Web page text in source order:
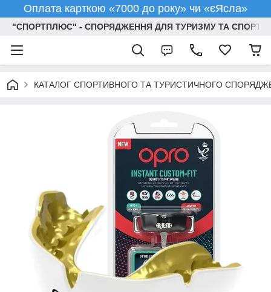
Оплата карткою «7000 до року» чи «єЯсла»
"СПОРТПЛЮС" - СПОРЯДЖЕННЯ ДЛЯ ТУРИЗМУ ТА СПОРТУ
КАТАЛОГ СПОРТИВНОГО ТА ТУРИСТИЧНОГО